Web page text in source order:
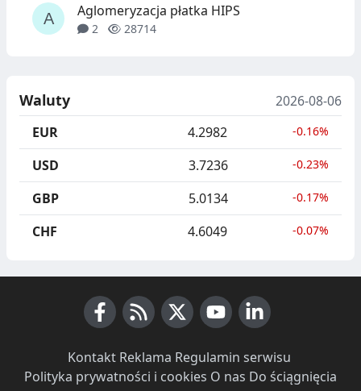
Aglomeryzacja płatka HIPS
2 28714
Waluty
2026-08-06
EUR
4.2982 -0.16%
USD 3.7236 -0.23%
GBP 5.0134 -0.17%
CHF 4.6049 -0.07%
Kontakt· Reklama Regulamin serwisu
Polityka prywatności i cookies O nas Do ściągnięcia